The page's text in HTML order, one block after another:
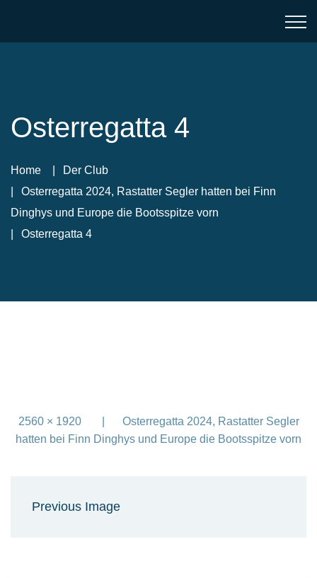
Osterregatta 4
Home
Der Club
Osterregatta 2024, Rastatter Segler hatten bei Finn
Dinghys und Europe die Bootsspitze vorn
Osterregatta 4
2560 × 1920
Osterregatta 2024, Rastatter Segler
hatten bei Finn Dinghys und Europe die Bootsspitze vorn
Previous Image